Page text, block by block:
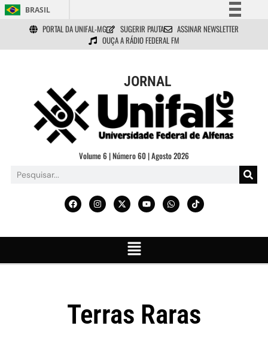
BRASIL
Simplifique!
Comunica BR
Acesso à informação
Legislação
Canais
PORTAL DA UNIFAL-MG SUGERIR PAUTA
ASSINAR NEWSLETTER
OUÇA A RÁDIO FEDERAL FM
JORNAL
Volume 6 | Número 60 | Agosto 2026
Terras Raras